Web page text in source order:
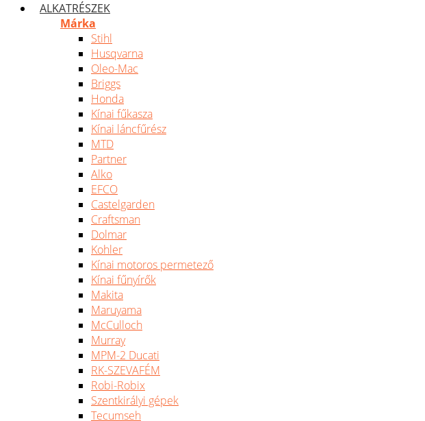
ALKATRÉSZEK
Márka
Stihl
Husqvarna
Oleo-Mac
Briggs
Honda
Kínai fűkasza
Kínai láncfűrész
MTD
Partner
Alko
EFCO
Castelgarden
Craftsman
Dolmar
Kohler
Kínai motoros permetező
Kínai fűnyírők
Makita
Maruyama
McCulloch
Murray
MPM-2 Ducati
RK-SZEVAFÉM
Robi-Robix
Szentkirályi gépek
Tecumseh